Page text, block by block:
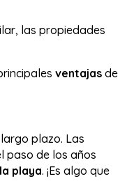
las propiedades
ventajasde
plazo. Las
paso de los años
playa. ¡Es algo que